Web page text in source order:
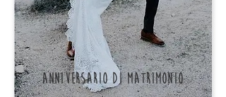
Anniversario di Matrimonio